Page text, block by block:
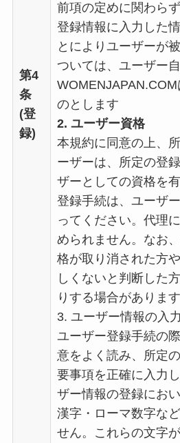
第4
条
(登
録)
前項の定めに関わら
登録情報に入力した
とによりユーザーが
ついては、ユーザー
のとします
2. ユーザー資格
本規約に同意の上、
ーザーは、所定の登
ザーとしての資格を
登録手続は、ユーザ
ってください。代理
められません。なお
格が取り消された方
しくないと判断した
りする場合があります
3. ユーザー情報の入力
ユーザー登録手続の
意をよく読み、所定
要事項を正確に入力
ザー情報の登録にお
漢字・ローマ数字な
せん。これらの文字